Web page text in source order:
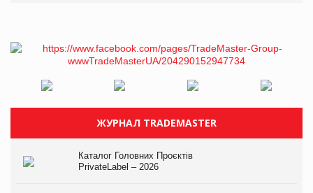
ЖУРНАЛ TRADEMASTER
Каталог Головних Проєктів
PrivateLabel – 2026